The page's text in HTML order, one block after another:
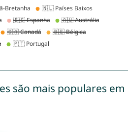
são mais populares em